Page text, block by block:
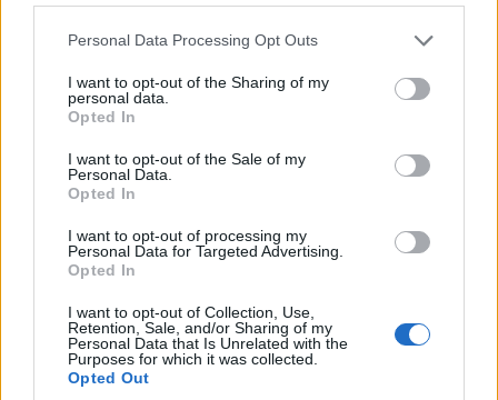
Please note that this website/app uses one or more Google
not limited to your visit or usage behaviour. You may click to
grant or deny consent to Google and its third-party tags to
use your data for below specified purposes in below Google
consent section.
Personal Data Processing Opt Outs
I want to opt-out of the Sharing of my
personal data.
Opted In
I want to opt-out of the Sale of my
Personal Data.
Opted In
I want to opt-out of processing my
Personal Data for Targeted Advertising.
Opted In
I want to opt-out of Collection, Use,
Retention, Sale, and/or Sharing of my
Personal Data that Is Unrelated with the
Purposes for which it was collected.
Opted Out
update
#technológia
Két-négy héten belül
megindulhat a kereskedés a
Huawei-jel
Mészáros Csaba |2019 július 16. 13:35
Még mindig tiltólistán a kínai gyártó, az